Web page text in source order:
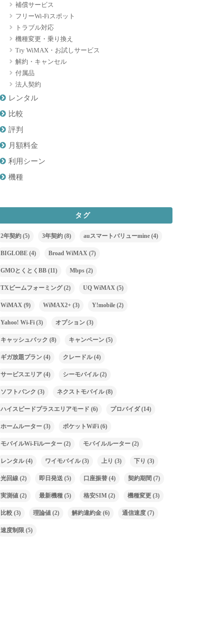
補償サービス
フリーWi-Fiスポット
トラブル対応
機種変更・乗り換え
Try WiMAX・お試しサービス
解約・キャンセル
付属品
法人契約
レンタル
比較
評判
月額料金
利用シーン
機種
タグ
2年契約 (5) 3年契約 (8) auスマートバリューmine (4)
BIGLOBE (4) Broad WiMAX (7)
GMOとくとくBB (11) Mbps (2)
TXビームフォーミング(2) UQ WiMAX (5)
WiMAX (9) WiMAX2+ (3) Y!mobile (2)
Yahoo! Wi-Fi (3) オプション (3)
キャッシュバック (8) キャンペーン (5)
ギガ放題プラン (4) クレードル(4)
サービスエリア (4) シーモバイル(2)
ソフトバンク (3) ネクストモバイル(8)
ハイスピードプラスエリアモード (6) プロバイダ(14)
ホームルーター (3) ポケットWiFi (6)
モバイルWi-Fiルーター (2) モバイルルーター (2)
レンタル(4) ワイモバイル(3) 上り (3) 下り (3)
光回線 (2) 即日発送 (5) 口座振替 (4) 契約期間 (7)
実測値 (2) 最新機種 (5) 格安SIM (2) 機種変更 (3)
比較 (3) 理論値 (2) 解約違約金 (6) 通信速度 (7)
速度制限 (5)